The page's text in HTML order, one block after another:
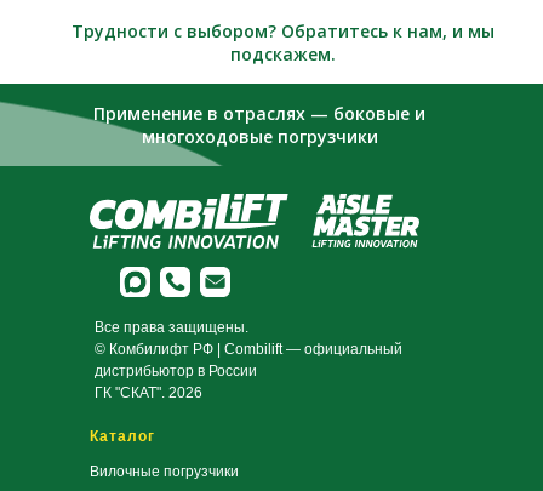
Трудности с выбором? Обратитесь к нам, и мы
подскажем.
Применение в отраслях — боковые и
многоходовые погрузчики
Каталог
Вилочные погрузчики
Все права защищены.
© Комбилифт РФ | Combilift — официальный
дистрибьютор в России
ГК "СКАТ". 2026